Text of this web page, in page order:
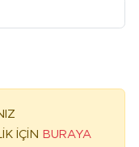
İÇİN BURAYA